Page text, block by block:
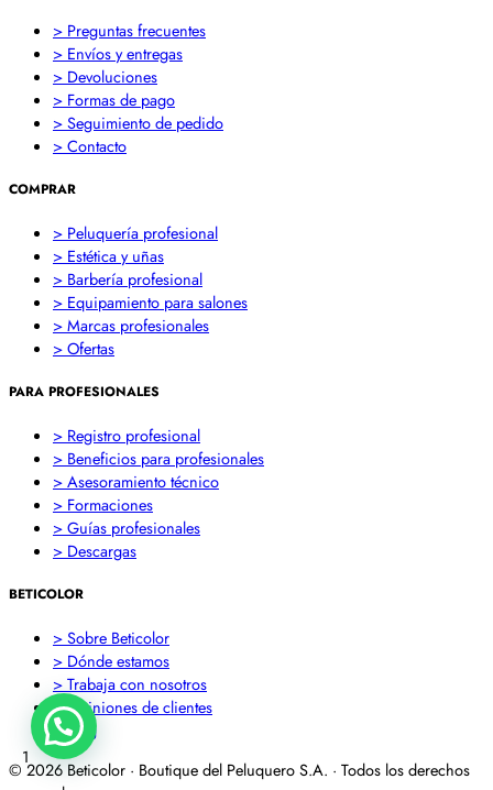
> Preguntas frecuentes
> Envíos y entregas
> Devoluciones
> Formas de pago
> Seguimiento de pedido
> Contacto
COMPRAR
> Peluquería profesional
> Estética y uñas
> Barbería profesional
> Equipamiento para salones
> Marcas profesionales
> Ofertas
PARA PROFESIONALES
> Registro profesional
> Beneficios para profesionales
> Asesoramiento técnico
> Formaciones
> Guías profesionales
> Descargas
BETICOLOR
> Sobre Beticolor
> Dónde estamos
> Trabaja con nosotros
> Opiniones de clientes
> Blog
© 2026 Beticolor · Boutique del Peluquero S.A. · Todos los derechos
1